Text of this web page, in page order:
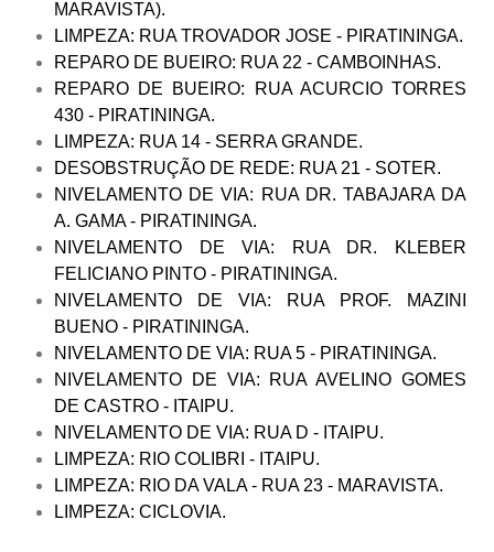
MARAVISTA).
LIMPEZA: RUA TROVADOR JOSE - PIRATININGA.
REPARO DE BUEIRO: RUA 22 - CAMBOINHAS.
REPARO DE BUEIRO: RUA ACURCIO TORRES
430 - PIRATININGA.
LIMPEZA: RUA 14 - SERRA GRANDE.
DESOBSTRUÇÃO DE REDE: RUA 21 - SOTER.
NIVELAMENTO DE VIA: RUA DR. TABAJARA DA
A. GAMA - PIRATININGA.
NIVELAMENTO DE VIA: RUA DR. KLEBER
FELICIANO PINTO - PIRATININGA.
NIVELAMENTO DE VIA: RUA PROF. MAZINI
BUENO - PIRATININGA.
NIVELAMENTO DE VIA: RUA 5 - PIRATININGA.
NIVELAMENTO DE VIA: RUA AVELINO GOMES
DE CASTRO - ITAIPU.
NIVELAMENTO DE VIA: RUA D - ITAIPU.
LIMPEZA: RIO COLIBRI - ITAIPU.
LIMPEZA: RIO DA VALA - RUA 23 - MARAVISTA.
LIMPEZA: CICLOVIA.